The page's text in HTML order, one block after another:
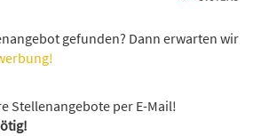
gefunden? Dann erwarten wir
Stellenangebote per E-Mail!